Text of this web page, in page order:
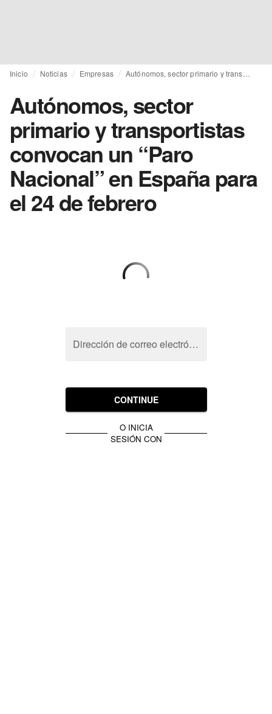
Inicio Noticias Empresas
Autónomos, sector
primario y transportistas
convocan un “Paro
Nacional” en España para
el 24 de febrero
Dirección de correo electrónico
CONTINUE
O INICIA
SESIÓN CON